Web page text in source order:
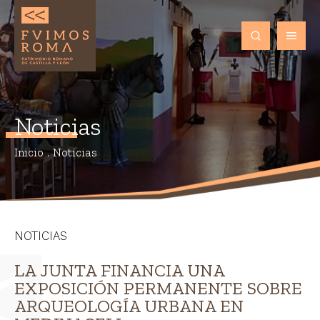
Noticias
Inicio . Noticias
NOTICIAS
LA JUNTA FINANCIA UNA
EXPOSICIÓN PERMANENTE SOBRE
ARQUEOLOGÍA URBANA EN